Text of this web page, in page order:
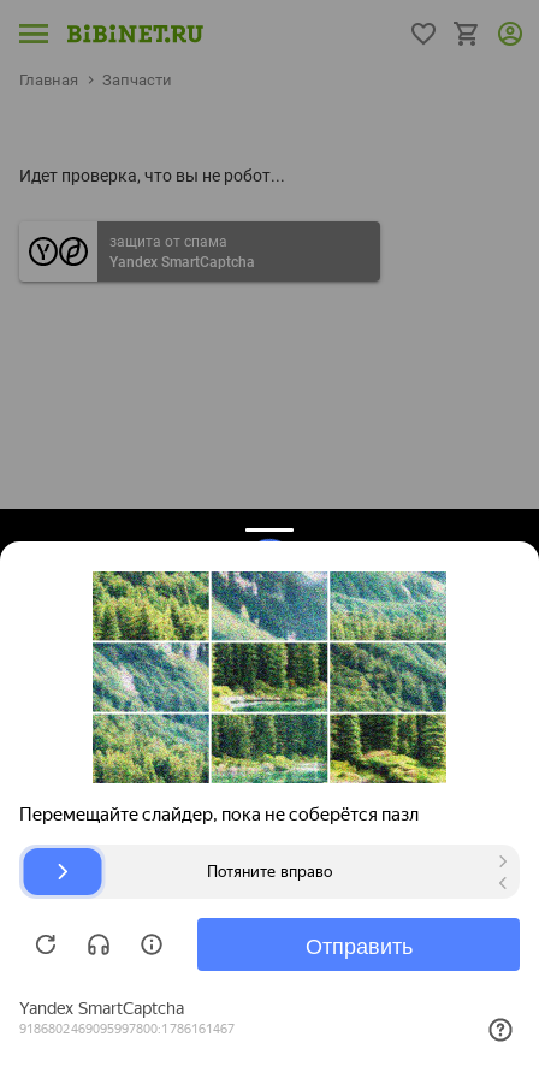
Главная Запчасти
Идет проверка, что вы не робот...
защита от спама
Yandex SmartCaptcha
Поиск запчастей
Для автокомпаний
Авторазборки
О проекте
Помощь
Карта сайта
© bibinet.ru - система поиска запчастей,
Copyright 2010-2026 Все права защищены